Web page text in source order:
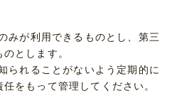
みが利用できるものとし、第三
とします。
られることがないよう定期的に
をもって管理してください。